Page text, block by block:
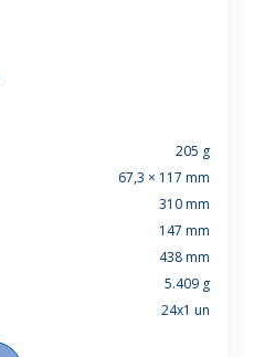
205 g
67,3 × 117 mm
310 mm
147 mm
438 mm
5.409 g
24x1 un